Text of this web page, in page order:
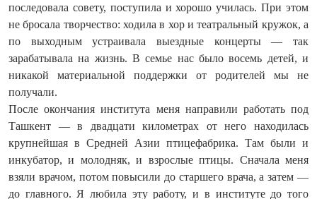
последовала совету, поступила и хорошо училась. При этом
не бросала творчество: ходила в хор и театральный кружок, а
по выходным устраивала выездные концерты — так
зарабатывала на жизнь. В семье нас было восемь детей, и
никакой материальной поддержки от родителей мы не
получали.
После окончания института меня направили работать под
Ташкент — в двадцати километрах от него находилась
крупнейшая в Средней Азии птицефабрика. Там были и
инкубатор, и молодняк, и взрослые птицы. Сначала меня
взяли врачом, потом повысили до старшего врача, а затем —
до главного. Я любила эту работу, и в институте до того